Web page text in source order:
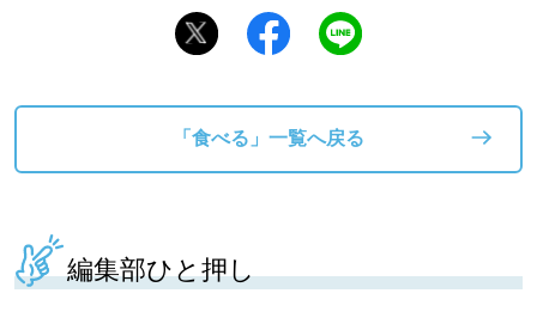
「食べる」一覧へ戻る
編集部ひと押し